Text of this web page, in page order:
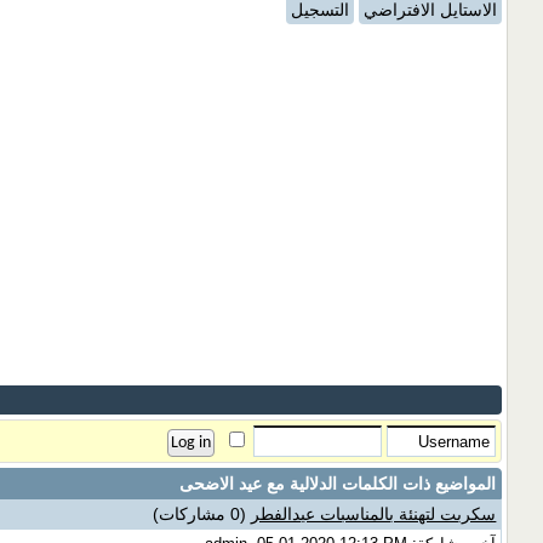
الاستايل الافتراضي
التسجيل
المواضيع ذات الكلمات الدلالية مع عيد الاضحى
سكربت لتهنئة بالمناسبات عيدالفطر (0 مشاركات)